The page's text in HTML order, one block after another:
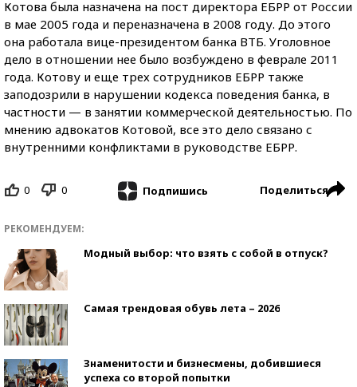
Котова была назначена на пост директора ЕБРР от России
в мае 2005 года и переназначена в 2008 году. До этого
она работала вице-президентом банка ВТБ. Уголовное
дело в отношении нее было возбуждено в феврале 2011
года. Котову и еще трех сотрудников ЕБРР также
заподозрили в нарушении кодекса поведения банка, в
частности — в занятии коммерческой деятельностью. По
мнению адвокатов Котовой, все это дело связано с
внутренними конфликтами в руководстве ЕБРР.
0 0 Подпишись Поделиться
РЕКОМЕНДУЕМ:
Модный выбор: что взять с собой в отпуск?
Самая трендовая обувь лета – 2026
Знаменитости и бизнесмены, добившиеся
успеха со второй попытки